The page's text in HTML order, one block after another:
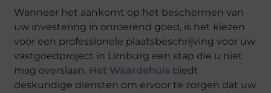
Wanneer het aankomt op het beschermen van
uw investering in onroerend goed, is het kiezen
voor een professionele plaatsbeschrijving voor uw
vastgoedproject in Limburg een stap die u niet
mag overslaan. Het Waardehuis biedt
deskundige diensten om ervoor te zorgen dat uw